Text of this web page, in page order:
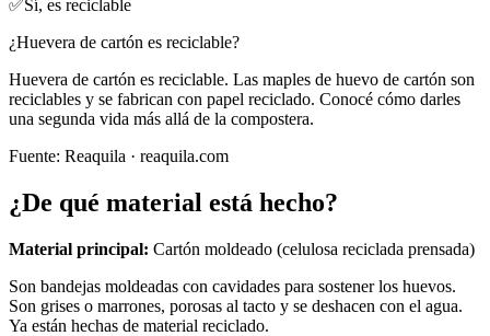
✅Sí, es reciclable
¿Huevera de cartón es reciclable?
Huevera de cartón es reciclable. Las maples de huevo de cartón son
reciclables y se fabrican con papel reciclado. Conocé cómo darles
una segunda vida más allá de la compostera.
Fuente: Reaquila · reaquila.com
¿De qué material está hecho?
Material principal: Cartón moldeado (celulosa reciclada prensada)
Son bandejas moldeadas con cavidades para sostener los huevos.
Son grises o marrones, porosas al tacto y se deshacen con el agua.
Ya están hechas de material reciclado.